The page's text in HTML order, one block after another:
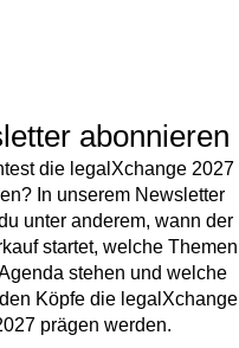
abonnieren
die legalXchange 2027
In unserem Newsletter
unter anderem, wann der
startet, welche Themen
stehen und welche
Köpfe die legalXchange
prägen werden.